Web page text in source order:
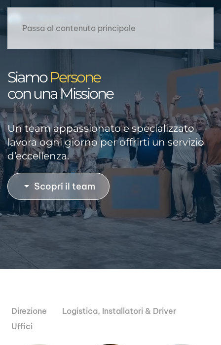
Passa al contenuto principale
SiamoPersone
con una Missione
Un team appassionato e specializzato
lavora ogni giorno per offrirti un servizio
d’eccellenza.
Scopri il team
Direzione
Logistica, Installatori & Driver
Uffici